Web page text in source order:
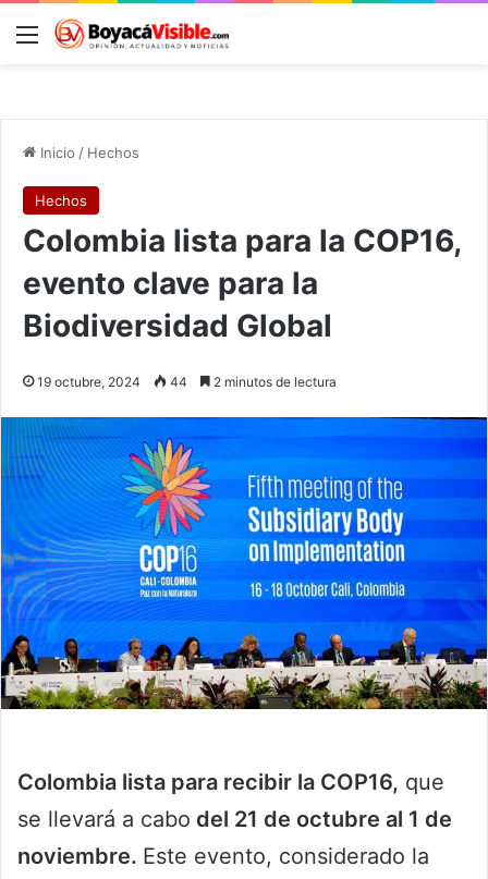
Menú
Inicio / Hechos
Hechos
Colombia lista para la COP16,
evento clave para la
Biodiversidad Global
19 octubre, 2024 44 2 minutos de lectura
Colombia lista para recibir la COP16, que
se llevará a cabo del 21 de octubre al 1 de
noviembre. Este evento, considerado la